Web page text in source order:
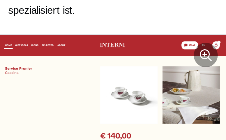
spezialisiert ist.